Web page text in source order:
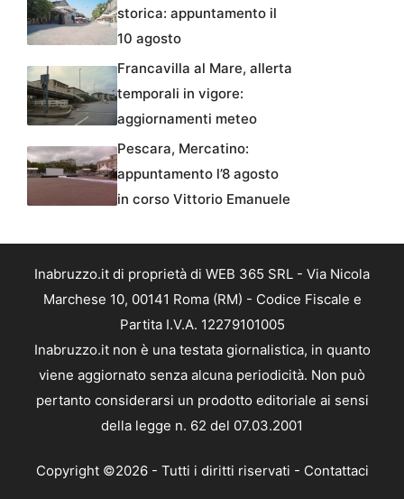
storica: appuntamento il
10 agosto
Francavilla al Mare, allerta
temporali in vigore:
aggiornamenti meteo
Pescara, Mercatino:
appuntamento l’8 agosto
in corso Vittorio Emanuele
Inabruzzo.it di proprietà di WEB 365 SRL - Via Nicola
Marchese 10, 00141 Roma (RM) - Codice Fiscale e
Partita I.V.A. 12279101005
Inabruzzo.it non è una testata giornalistica, in quanto
viene aggiornato senza alcuna periodicità. Non può
pertanto considerarsi un prodotto editoriale ai sensi
della legge n. 62 del 07.03.2001
Copyright ©2026 - Tutti i diritti riservati - Contattaci